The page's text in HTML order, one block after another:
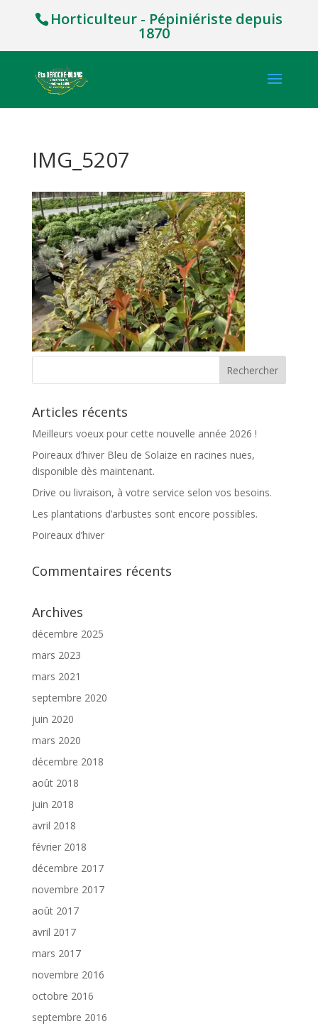
Horticulteur - Pépiniériste depuis
1870
IMG_5207
Articles récents
Meilleurs voeux pour cette nouvelle année 2026 !
Poireaux d’hiver Bleu de Solaize en racines nues,
disponible dès maintenant.
Drive ou livraison, à votre service selon vos besoins.
Les plantations d’arbustes sont encore possibles.
Poireaux d’hiver
Commentaires récents
Archives
décembre 2025
mars 2023
mars 2021
septembre 2020
juin 2020
mars 2020
décembre 2018
août 2018
juin 2018
avril 2018
février 2018
décembre 2017
novembre 2017
août 2017
avril 2017
mars 2017
novembre 2016
octobre 2016
septembre 2016